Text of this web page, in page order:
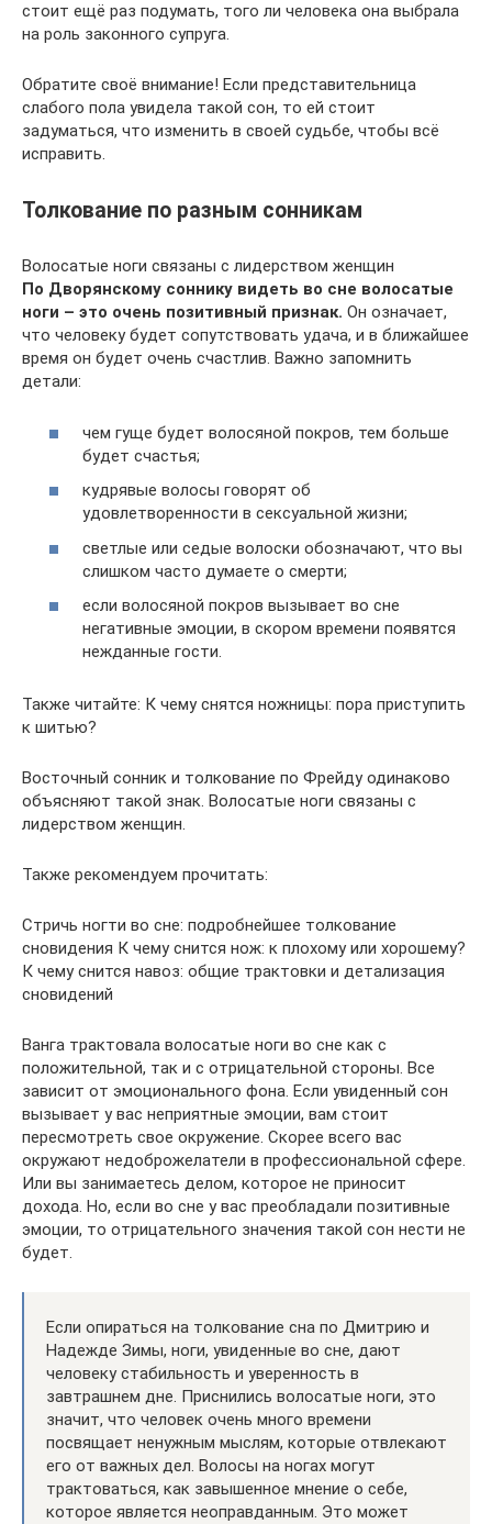
стоит ещё раз подумать, того ли человека она выбрала
на роль законного супруга.
Обратите своё внимание! Если представительница
слабого пола увидела такой сон, то ей стоит
задуматься, что изменить в своей судьбе, чтобы всё
исправить.
Толкование по разным сонникам
Волосатые ноги связаны с лидерством женщин
По Дворянскому соннику видеть во сне волосатые
ноги – это очень позитивный признак. Он означает,
что человеку будет сопутствовать удача, и в ближайшее
время он будет очень счастлив. Важно запомнить
детали:
чем гуще будет волосяной покров, тем больше
будет счастья;
кудрявые волосы говорят об
удовлетворенности в сексуальной жизни;
светлые или седые волоски обозначают, что вы
слишком часто думаете о смерти;
если волосяной покров вызывает во сне
негативные эмоции, в скором времени появятся
нежданные гости.
Также читайте: К чему снятся ножницы: пора приступить
к шитью?
Восточный сонник и толкование по Фрейду одинаково
объясняют такой знак. Волосатые ноги связаны с
лидерством женщин.
Также рекомендуем прочитать:
Стричь ногти во сне: подробнейшее толкование
сновидения К чему снится нож: к плохому или хорошему?
К чему снится навоз: общие трактовки и детализация
сновидений
Ванга трактовала волосатые ноги во сне как с
положительной, так и с отрицательной стороны. Все
зависит от эмоционального фона. Если увиденный сон
вызывает у вас неприятные эмоции, вам стоит
пересмотреть свое окружение. Скорее всего вас
окружают недоброжелатели в профессиональной сфере.
Или вы занимаетесь делом, которое не приносит
дохода. Но, если во сне у вас преобладали позитивные
эмоции, то отрицательного значения такой сон нести не
будет.
Если опираться на толкование сна по Дмитрию и
Надежде Зимы, ноги, увиденные во сне, дают
человеку стабильность и уверенность в
завтрашнем дне. Приснились волосатые ноги, это
значит, что человек очень много времени
посвящает ненужным мыслям, которые отвлекают
его от важных дел. Волосы на ногах могут
трактоваться, как завышенное мнение о себе,
которое является неоправданным. Это может